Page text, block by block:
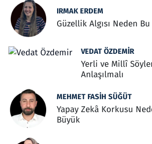
IRMAK ERDEM
Güzellik Algısı Neden
VEDAT ÖZDEMIR
Yerli ve Millî
Anlaşılmalı
MEHMET FASIH SÜĞÜT
Yapay Zekâ Korkusu
Büyük